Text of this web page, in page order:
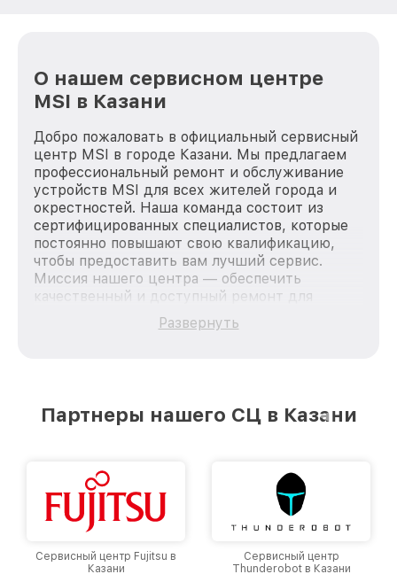
О нашем сервисном центре
MSI в Казани
Добро пожаловать в официальный сервисный
центр MSI в городе Казани. Мы предлагаем
профессиональный ремонт и обслуживание
устройств MSI для всех жителей города и
окрестностей. Наша команда состоит из
сертифицированных специалистов, которые
постоянно повышают свою квалификацию,
чтобы предоставить вам лучший сервис.
Миссия нашего центра — обеспечить
качественный и доступный ремонт для
каждого пользователя продукции MSI, вне
зависимости от сложности поломки. Мы
Казани, постоянно повышая уровень доверия
Развернуть
Партнеры нашего СЦ в Казани
Сервисный центр Fujitsu в
Казани
Сервисный центр
Thunderobot в Казани